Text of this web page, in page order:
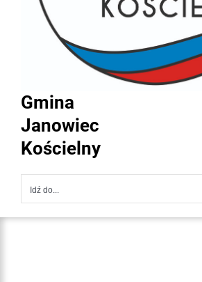
Gmina
Janowiec
Kościelny
Idź do...